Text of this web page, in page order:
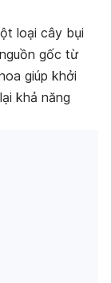
loại cây bụi
gốc từ
giúp khởi
khả năng